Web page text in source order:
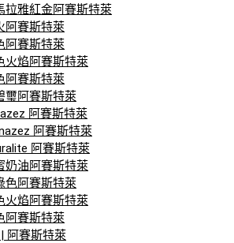
拉雅紅金阿賽斯特萊
阿賽斯特萊
阿賽斯特萊
火焰阿賽斯特萊
阿賽斯特萊
璽阿賽斯特萊
阿賽斯特萊
阿賽斯特萊
阿賽斯特萊
奶油阿賽斯特萊
色阿賽斯特萊
火焰阿賽斯特萊
阿賽斯特萊
阿賽斯特萊